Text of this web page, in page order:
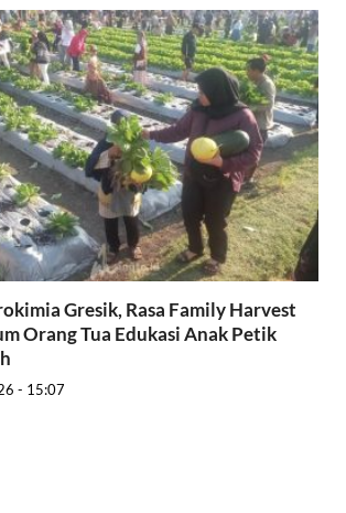
Gresik, Rasa Family Harvest
Orang Tua Edukasi Anak Petik
- 15:07